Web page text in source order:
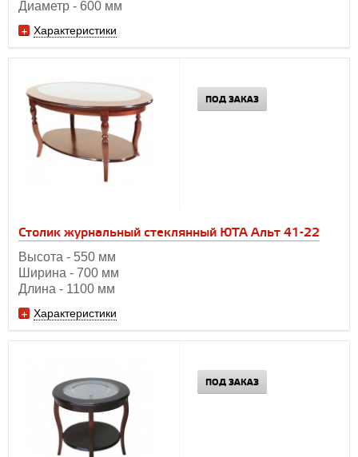
Диаметр - 600 мм
Характеристики
Столик журнальный стеклянный ЮТА Альт 41-22
Высота - 550 мм
Ширина - 700 мм
Длина - 1100 мм
Характеристики
ПОД ЗАКАЗ
ПОД ЗАКАЗ